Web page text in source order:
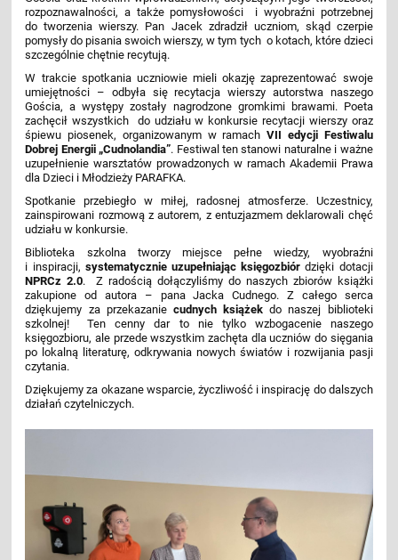
rozpoznawalności, a także pomysłowości i wyobraźni potrzebnej
do tworzenia wierszy. Pan Jacek zdradził uczniom, skąd czerpie
pomysły do pisania swoich wierszy, w tym tych o kotach, które dzieci
szczególnie chętnie recytują.
W trakcie spotkania uczniowie mieli okazję zaprezentować swoje
umiejętności – odbyła się recytacja wierszy autorstwa naszego
Gościa, a występy zostały nagrodzone gromkimi brawami. Poeta
zachęcił wszystkich do udziału w konkursie recytacji wierszy oraz
śpiewu piosenek, organizowanym w ramachVII edycji Festiwalu
Dobrej Energii „Cudnolandia”. Festiwal ten stanowi naturalne i ważne
uzupełnienie warsztatów prowadzonych w ramach Akademii Prawa
dla Dzieci i Młodzieży PARAFKA.
Spotkanie przebiegło w miłej, radosnej atmosferze. Uczestnicy,
zainspirowani rozmową z autorem, z entuzjazmem deklarowali chęć
udziału w konkursie.
Biblioteka szkolna tworzy miejsce pełne wiedzy, wyobraźni
i inspiracji, systematycznie uzupełniając księgozbiór dzięki dotacji
NPRCz 2.0. Z radością dołączyliśmy do naszych zbiorów książki
zakupione od autora – pana Jacka Cudnego. Z całego serca
dziękujemy za przekazanie cudnych książekdo naszej biblioteki
szkolnej! Ten cenny dar to nie tylko wzbogacenie naszego
księgozbioru, ale przede wszystkim zachęta dla uczniów do sięgania
po lokalną literaturę, odkrywania nowych światów i rozwijania pasji
czytania.
Dziękujemy za okazane wsparcie, życzliwość i inspirację do dalszych
działań czytelniczych.